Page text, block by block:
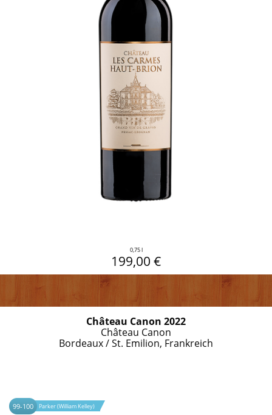
0,75 l
199,00 €
Château Canon 2022
Château Canon
Bordeaux / St. Emilion, Frankreich
99-100 Parker (William Kelley)